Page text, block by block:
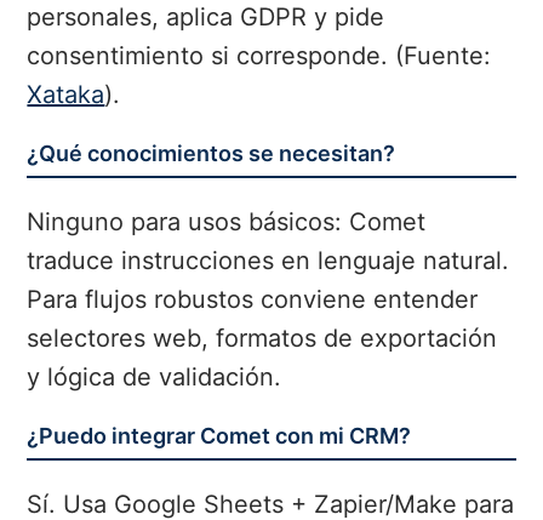
personales, aplica GDPR y pide
consentimiento si corresponde. (Fuente:
Xataka).
¿Qué conocimientos se necesitan?
Ninguno para usos básicos: Comet
traduce instrucciones en lenguaje natural.
Para flujos robustos conviene entender
selectores web, formatos de exportación
y lógica de validación.
¿Puedo integrar Comet con mi CRM?
Sí. Usa Google Sheets + Zapier/Make para